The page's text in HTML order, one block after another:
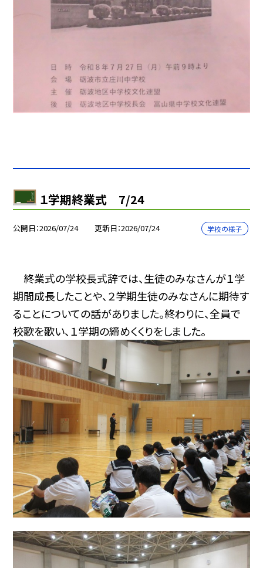
１学期終業式 7/24
公開日 2026/07/24 更新日 2026/07/24 学校の様子
終業式の学校長式辞では、生徒のみなさんが１学
期間成長したことや、２学期生徒のみなさんに期待す
ることについての話がありました。終わりに、全員で
校歌を歌い、１学期の締めくくりをしました。